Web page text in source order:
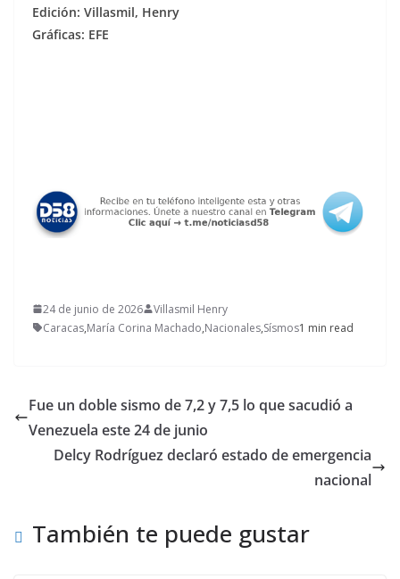
Edición: Villasmil, Henry
Gráficas: EFE
24 de junio de 2026
Villasmil Henry
Caracas,María Corina Machado,Nacionales,Sísmos1 min read
Fue un doble sismo de 7,2 y 7,5 lo que sacudió a
Venezuela este 24 de junio
Delcy Rodríguez declaró estado de emergencia
nacional
También te puede gustar